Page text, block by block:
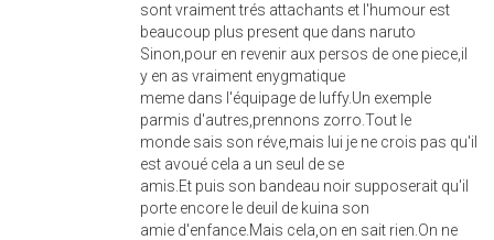
sont vraiment trés attachants et l'humour est
beaucoup plus present que dans naruto
Sinon,pour en revenir aux persos de one piece,il
y en as vraiment enygmatique
meme dans l'équipage de luffy.Un exemple
parmis d'autres,prennons zorro.Tout le
monde sais son réve,mais lui je ne crois pas qu'il
est avoué cela a un seul de se
amis.Et puis son bandeau noir supposerait qu'il
porte encore le deuil de kuina son
amie d'enfance.Mais cela,on en sait rien.On ne